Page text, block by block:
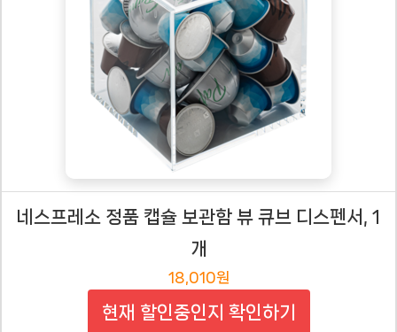
네스프레소 정품 캡슐 보관함 뷰 큐브 디스펜서, 1
개
18,010원
현재 할인중인지 확인하기